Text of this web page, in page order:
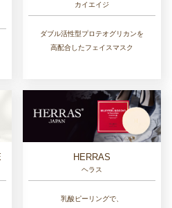
カイエイジ
ダブル活性型プロテオグリカンを
高配合したフェイスマスク
HERRAS
ヘラス
乳酸ピーリングで、